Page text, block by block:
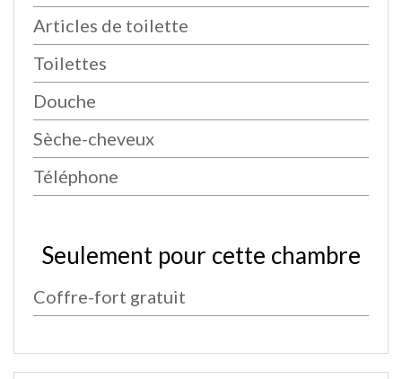
Articles de toilette
Toilettes
Douche
Sèche-cheveux
Téléphone
Seulement pour cette chambre
Coffre-fort gratuit